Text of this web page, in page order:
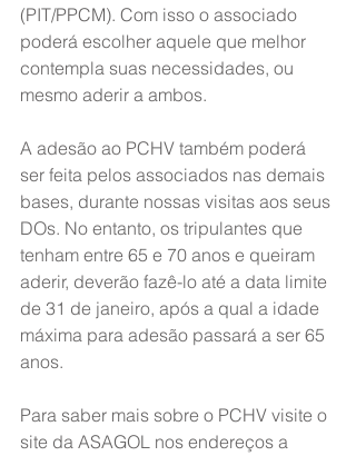
(PIT/PPCM). Com isso o associado
poderá escolher aquele que melhor
contempla suas necessidades, ou
mesmo aderir a ambos.
A adesão ao PCHV também poderá
ser feita pelos associados nas demais
bases, durante nossas visitas aos seus
DOs. No entanto, os tripulantes que
tenham entre 65 e 70 anos e queiram
aderir, deverão fazê-lo até a data limite
de 31 de janeiro, após a qual a idade
máxima para adesão passará a ser 65
anos.
Para saber mais sobre o PCHV visite o
site da ASAGOL nos endereços a